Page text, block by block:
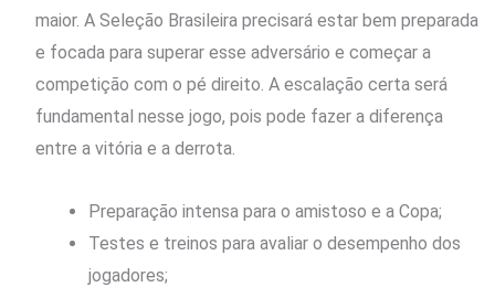
maior. A Seleção Brasileira precisará estar bem preparada
e focada para superar esse adversário e começar a
competição com o pé direito. A escalação certa será
fundamental nesse jogo, pois pode fazer a diferença
entre a vitória e a derrota.
Preparação intensa para o amistoso e a Copa;
Testes e treinos para avaliar o desempenho dos
jogadores;